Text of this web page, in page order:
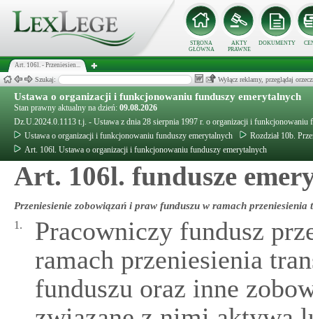
STRONA
GŁÓWNA
AKTY
PRAWNE
DOKUMENTY
Art. 106l. - Przeniesien...
Szukaj: Wyłącz reklamy, przeglądaj
Ustawa o organizacji i funkcjonowaniu funduszy emerytalnych
Stan prawny aktualny na dzień: 09.08.2026
Dz.U.2024.0.1113 t.j. - Ustawa z dnia 28 sierpnia 1997 r. o organizacji i funkcjonowaniu
Ustawa o organizacji i funkcjonowaniu funduszy emerytalnych
Rozdział 10b.
Art. 106l. Ustawa o organizacji i funkcjonowaniu funduszy emerytalnych
Art. 106l. fundusze
Przeniesienie zobowiązań i praw funduszu w ramach przeniesienia
1.
Pracowniczy fundusz
ramach przeniesienia
funduszu oraz inne